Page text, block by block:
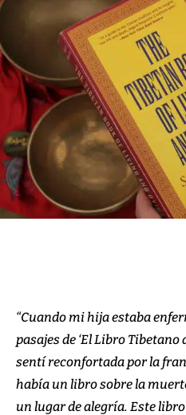
“Cuando mi hija estaba
pasajes de ‘El Libro Tibetano
sentí reconfortada por la
había un libro sobre la
un lugar de alegría. Este